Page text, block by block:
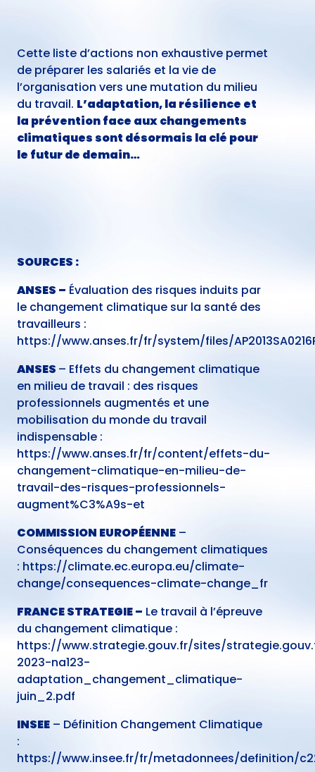
Cette liste d’actions non exhaustive permet
de préparer les salariés et la vie de
l’organisation vers une mutation du milieu
du travail. L’adaptation, la résilience et
la prévention face aux changements
climatiques sont désormais la clé pour
le futur de demain…
SOURCES :
ANSES – Évaluation des risques induits par
le changement climatique sur la santé des
travailleurs :
https://www.anses.fr/fr/system/files/
ANSES – Effets du changement climatique
en milieu de travail : des risques
professionnels augmentés et une
mobilisation du monde du travail
indispensable :
https://www.anses.fr/fr/content/effets-du-
changement-climatique-en-milieu-de-
travail-des-risques-professionnels-
augment%C3%A9s-et
COMMISSION EUROPÉENNE –
Conséquences du changement climatiques
: https://climate.ec.europa.eu/climate-
change/consequences-climate-change_fr
FRANCE STRATEGIE – Le travail à l’épreuve
du changement climatique :
https://www.strategie.gouv.fr/sites/
2023-na123-
adaptation_changement_climatique-
juin_2.pdf
INSEE – Définition Changement Climatique
:
https://www.insee.fr/fr/metadonnees/definition/